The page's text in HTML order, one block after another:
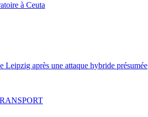
à Ceuta
après une attaque hybride présumée